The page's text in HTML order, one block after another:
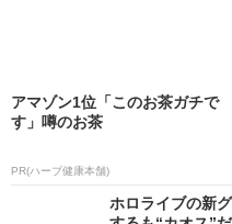
アマゾン1位「このお茶ガチで
す」噂のお茶
PR(ハーブ健康本舗)
ホロライブの新